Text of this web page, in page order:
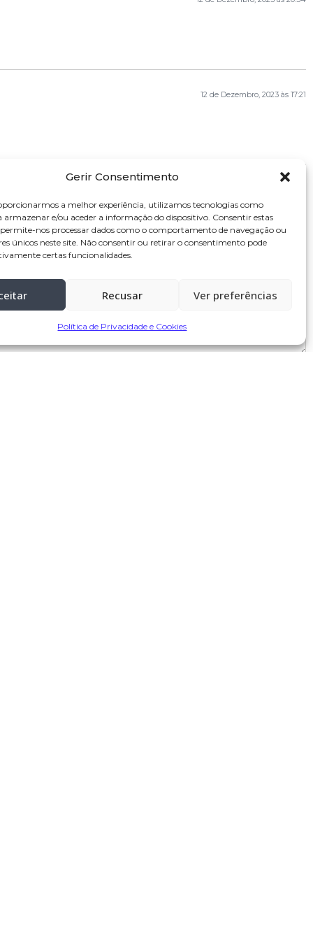
Gerir Consentimento
a melhor experiência, utilizamos tecnologias como
armazenar e/ou aceder a informação do dispositivo. Consentir estas
nos processar dados como o comportamento de navegação ou
únicos neste site. Não consentir ou retirar o consentimento pode
certas funcionalidades.
Recusar Ver preferências
Política de Privacidade e Cookies
12 de Dezembro, 2023 às 17:21